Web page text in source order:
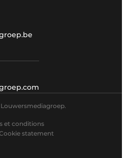
Louwersmediagroep.
et conditions
statement